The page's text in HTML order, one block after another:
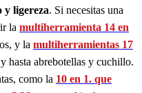
y ligereza. Si necesitas una
la multiherramienta 14 en
y la multiherramientas 17
hasta abrebotellas y cuchillo.
como la 10 en 1. que